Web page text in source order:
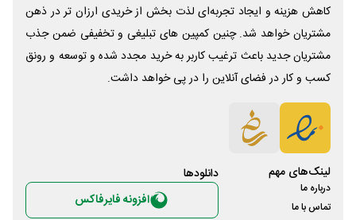
کاهش هزینه و ایجاد تجربه‌ای لذت بخش از خریدی ارزان تر در ذهن
مشتریان خواهد شد. چنین کمپین های تبلیغی و تخفیفی ضمن جذب
مشتریان جدید باعث ترغیب کاربر به خرید مجدد شده و توسعه و رونق
کسب و کار در فضای آنلاین را در پی خواهد داشت.
لینک‌های مهم
درباره ما
تماس با ما
دانلود‌ها
افزونه فایرفاکس